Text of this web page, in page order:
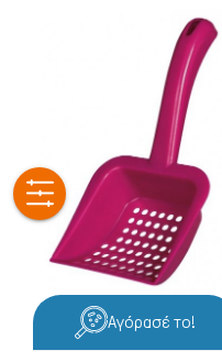
Αγόρασέ το!